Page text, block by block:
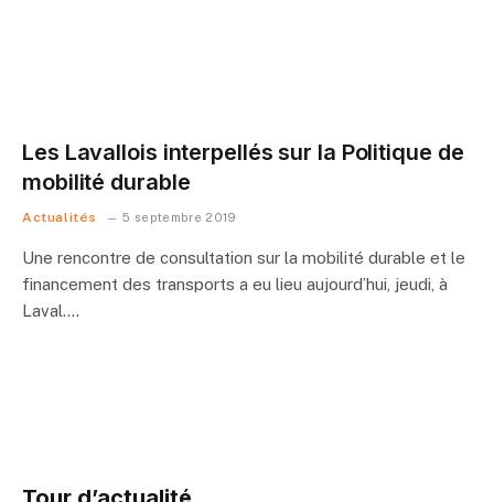
Les Lavallois interpellés sur la Politique de
mobilité durable
Actualités 5 septembre 2019
Une rencontre de consultation sur la mobilité durable et le
financement des transports a eu lieu aujourd’hui, jeudi, à
Laval.…